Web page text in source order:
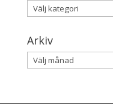
Kategorier
Arkiv
Arkiv